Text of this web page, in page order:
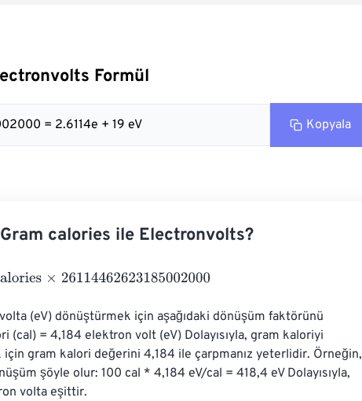
Formül
= 2.6114e + 19 eV Kopyala
calories ile Electronvolts?
×26114462623185002000
(eV) dönüştürmek için aşağıdaki dönüşüm faktörünü
(cal) = 4,184 elektron volt (eV) Dolayısıyla, gram kaloriyi
gram kalori değerini 4,184 ile çarpmanız yeterlidir. Örneğin,
şöyle olur: 100 cal * 4,184 eV/cal = 418,4 eV Dolayısıyla,
volta eşittir.